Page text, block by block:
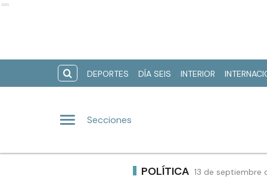
Ads
DEPORTES DÍA SEIS INTERIOR
Secciones
POLÍTICA 13 de septiembre